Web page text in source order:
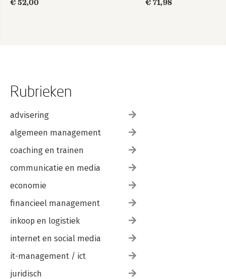
€ 52,00
€ 71,98
Rubrieken
advisering
algemeen management
coaching en trainen
communicatie en media
economie
financieel management
inkoop en logistiek
internet en social media
it-management / ict
juridisch